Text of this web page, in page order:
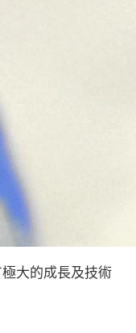
大的成長及技術